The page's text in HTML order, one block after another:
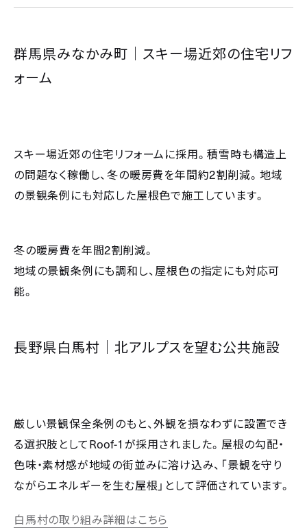
群馬県みなかみ町｜スキー場近郊の住宅リフ
ォーム
スキー場近郊の住宅リフォームに採用。積雪時も構造上
の問題なく稼働し、冬の暖房費を年間約2割削減。地域
の景観条例にも対応した屋根色で施工しています。
冬の暖房費を年間2割削減。
地域の景観条例にも調和し、屋根色の指定にも対応可
能。
長野県白馬村｜北アルプスを望む公共施設
厳しい景観保全条例のもと、外観を損なわずに設置でき
る選択肢としてRoof-1 が採用されました。屋根の勾配・
色味・素材感が地域の街並みに溶け込み、「景観を守り
ながらエネルギーを生む屋根」として評価されています。
白馬村の取り組み詳細はこちら